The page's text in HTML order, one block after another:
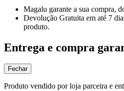
Magalu garante a sua compra,
Devolução Gratuita em até 7
produto.
Entrega e compra
Fechar
Produto vendido por loja parceira e